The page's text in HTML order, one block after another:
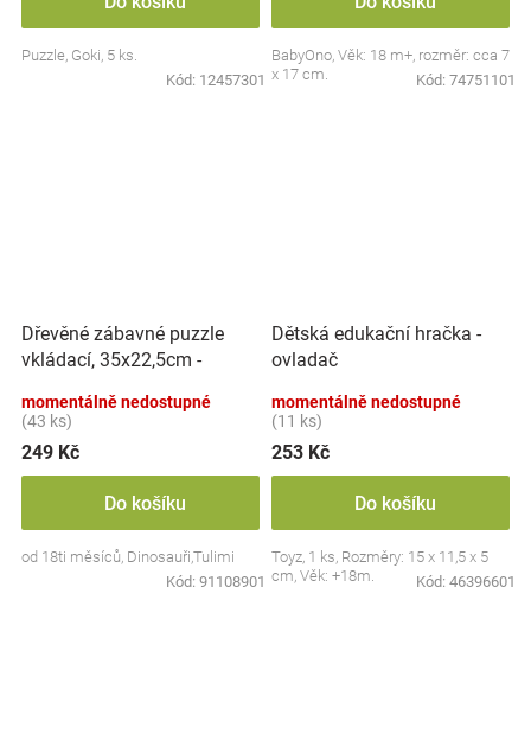
Puzzle, Goki, 5 ks.
Kód: 12457301
BabyOno, Věk: 18 m+, rozměr: cca 7
x 17 cm.
Kód: 74751101
Dřevěné zábavné puzzle
vkládací, 35x22,5cm -
momentálně nedostupné
(43 ks)
249 Kč
Do košíku
od 18ti měsíců, Dinosauři,Tulimi
Kód: 91108901
Dětská edukační hračka -
ovladač
momentálně nedostupné
(11 ks)
253 Kč
Do košíku
Toyz, 1 ks, Rozměry: 15 x 11,5 x 5
cm, Věk: +18m.
Kód: 46396601